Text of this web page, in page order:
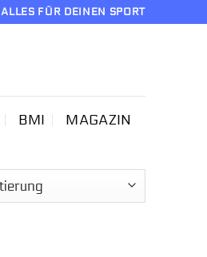
ALLES FÜR DEINEN SPORT
BMI MAGAZIN